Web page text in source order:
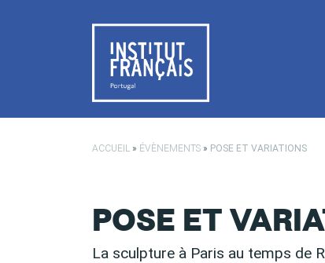
ACCUEIL » ÉVÈNEMENTS » POSE ET VARIATIONS
POSE ET
La sculpture à Paris au temps de